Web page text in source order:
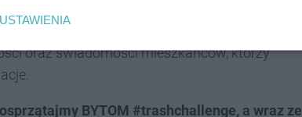
śmieciowych, w tym również odpadów
oraz świadomości mieszkańców, którzy
BYTOM #trashchallenge, a wraz ze
USTAWIENIA